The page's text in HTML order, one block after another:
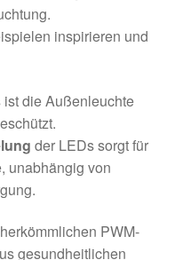
inspirieren und
ist die Außenleuchte
der LEDs sorgt für
unabhängig von
PWM-
gesundheitlichen